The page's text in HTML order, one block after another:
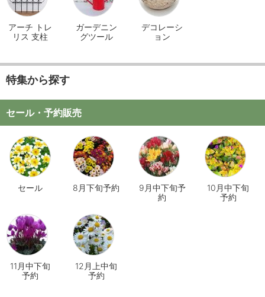
アーチ トレ
リス 支柱
ガーデニン
グツール
デコレーシ
ョン
特集から探す
セール・予約販売
セール 8月下旬予約
9月中下旬予
約
10月中下旬
予約
11月中下旬
予約
12月上中旬
予約